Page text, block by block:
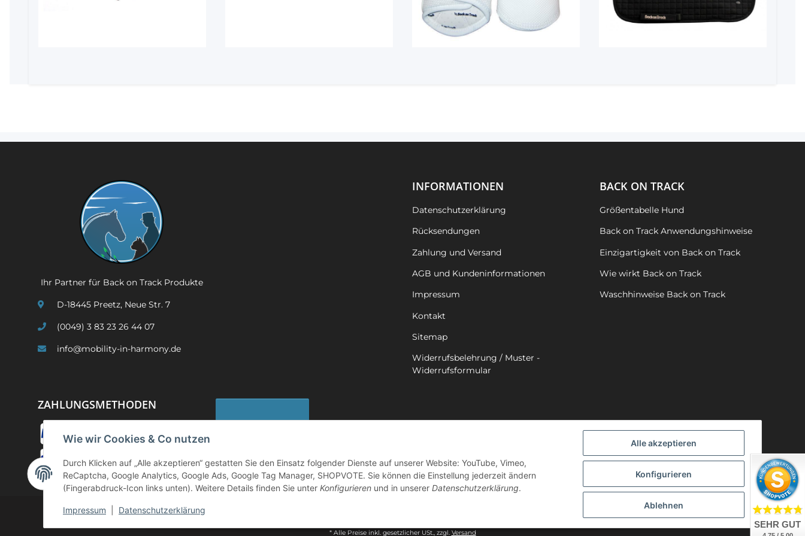
Alle akzeptieren
Konfigurieren
Ablehnen
Wie wir Cookies & Co nutzen
Durch Klicken auf „Alle akzeptieren“ gestatten Sie den Einsatz folgender Dienste auf unserer Website: YouTube, Vimeo,
ReCaptcha, Google Analytics, Google Ads, Google Tag Manager, SHOPVOTE. Sie können die Einstellung jederzeit ändern
(Fingerabdruck-Icon links unten). Weitere Details finden Sie unter Konfigurieren und in unserer Datenschutzerklärung.
Impressum Datenschutzerklärung
Ihr Partner für Back on Track Produkte
D-18445 Preetz, Neue Str. 7
(0049) 3 83 23 26 44 07
info@mobility-in-harmony.de
INFORMATIONEN
Datenschutzerklärung
Rücksendungen
Zahlung und Versand
AGB und Kundeninformationen
Impressum
Kontakt
Sitemap
Widerrufsbelehrung / Muster -
Widerrufsformular
BACK ON TRACK
Größentabelle Hund
Back on Track Anwendungshinweise
Einzigartigkeit von Back on Track
Wie wirkt Back on Track
Waschhinweise Back on Track
ZAHLUNGSMETHODEN
* Alle Preise inkl. gesetzlicher USt., zzgl. Versand
SEHR GUT